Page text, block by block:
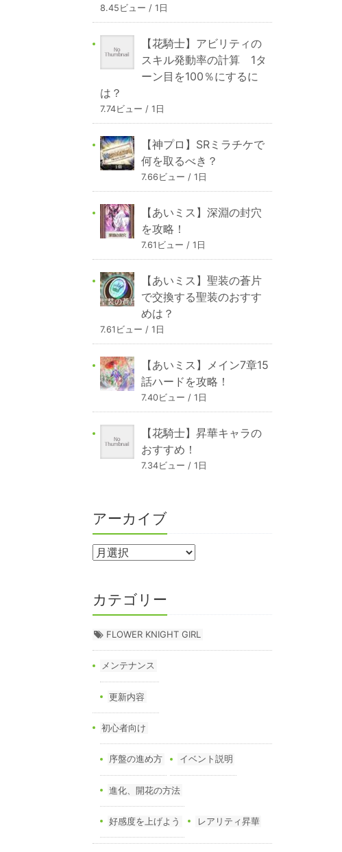
8.45ビュー / 1日
【花騎士】アビリティの
スキル発動率の計算 1タ
ーン目を100％にするに
は？
7.74ビュー / 1日
【神プロ】SRミラチケで
何を取るべき？
7.66ビュー / 1日
【あいミス】深淵の封穴
を攻略！
7.61ビュー / 1日
【あいミス】聖装の蒼片
で交換する聖装のおすす
めは？
7.61ビュー / 1日
【あいミス】メイン7章15
話ハードを攻略！
7.40ビュー / 1日
【花騎士】昇華キャラの
おすすめ！
7.34ビュー / 1日
アーカイブ
カテゴリー
FLOWER KNIGHT GIRL
メンテナンス
更新内容
初心者向け
序盤の進め方 イベント説明
進化、開花の方法
好感度を上げよう レアリティ昇華